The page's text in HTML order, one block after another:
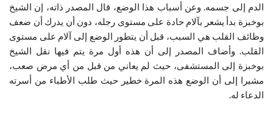
الدم إلى جسمه. وعن أسباب هذا الوضع، قال المصدر ذاته، إن الشيخ
بوخبزة بدأ يشعر بآلام حادة على مستوى رجله، دون أن يدرك أن ضعف
وظائف القلب هي السبب، قبل أن يتطور الوضع إلى آلام على مستوى
القلب. وأضاف المصدر إلى أن هذه أول مرة يتم فيها نقل الشيخ
بوخبزة إلى المستشفى، حيث لم يعاني من قبل من أي مرض صعب،
مشيرا إلى أن الوضع هذه المرة خطير حيث طلب الأطباء من أسرته
الدعاء له.